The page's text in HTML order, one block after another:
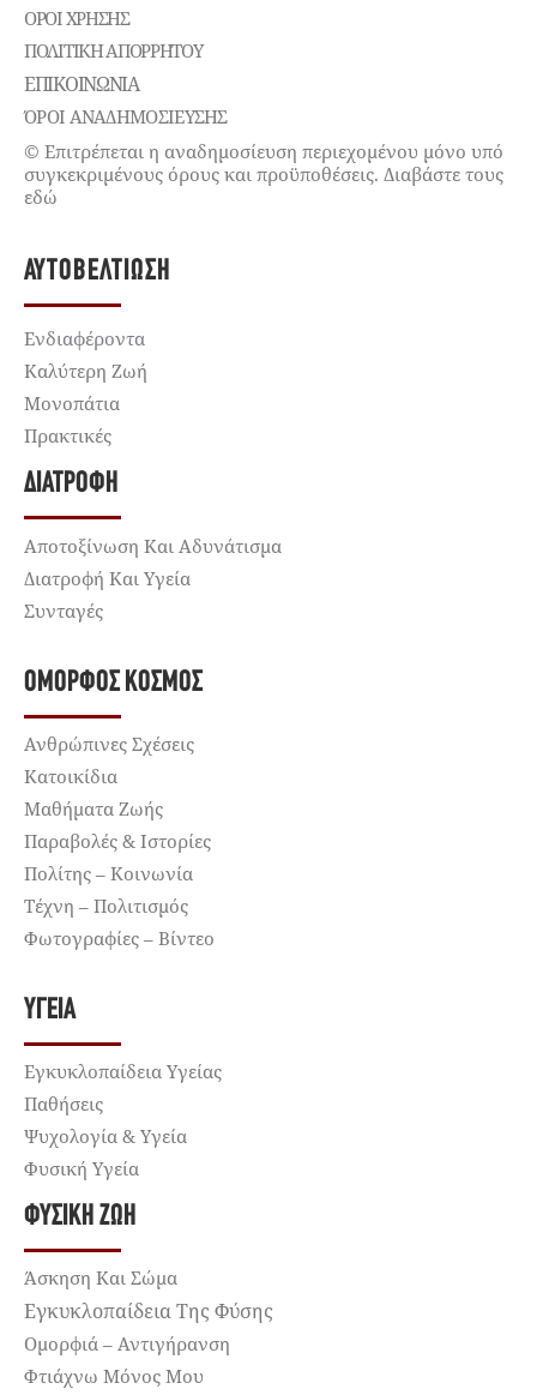
ΌΡΟΙ ΧΡΉΣΗΣ
ΠΟΛΙΤΙΚΉ ΑΠΟΡΡΉΤΟΥ
ΕΠΙΚΟΙΝΩΝΊΑ
ΌΡΟΙ ΑΝΑΔΗΜΟΣΙΕΥΣΗΣ
© Επιτρέπεται η αναδημοσίευση περιεχομένου μόνο υπό
συγκεκριμένους όρους και προϋποθέσεις. Διαβάστε τους
εδώ
ΑΥΤΟΒΕΛΤΊΩΣΗ
Ενδιαφέροντα
Καλύτερη Ζωή
Μονοπάτια
Πρακτικές
ΔΙΑΤΡΟΦΉ
Αποτοξίνωση Και Αδυνάτισμα
Διατροφή Και Υγεία
Συνταγές
ΌΜΟΡΦΟΣ ΚΌΣΜΟΣ
Ανθρώπινες Σχέσεις
Κατοικίδια
Μαθήματα Ζωής
Παραβολές & Ιστορίες
Πολίτης – Κοινωνία
Τέχνη – Πολιτισμός
Φωτογραφίες – Βίντεο
ΥΓΕΊΑ
Εγκυκλοπαίδεια Υγείας
Παθήσεις
Ψυχολογία & Υγεία
Φυσική Υγεία
ΦΥΣΙΚΉ ΖΩΉ
Άσκηση Και Σώμα
Εγκυκλοπαίδεια Της Φύσης
Ομορφιά – Αντιγήρανση
Φτιάχνω Μόνος Μου